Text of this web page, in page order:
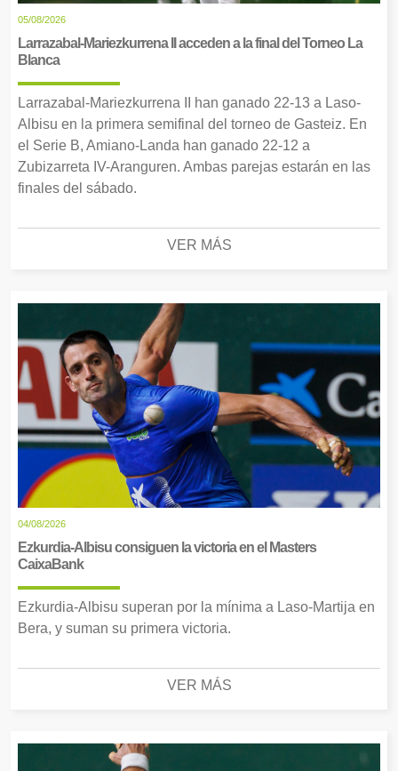
05/08/2026
Larrazabal-Mariezkurrena II acceden a la final del Torneo La
Blanca
Larrazabal-Mariezkurrena II han ganado 22-13 a Laso-
Albisu en la primera semifinal del torneo de Gasteiz. En
el Serie B, Amiano-Landa han ganado 22-12 a
Zubizarreta IV-Aranguren. Ambas parejas estarán en las
finales del sábado.
VER MÁS
04/08/2026
Ezkurdia-Albisu consiguen la victoria en el Masters
CaixaBank
Ezkurdia-Albisu superan por la mínima a Laso-Martija en
Bera, y suman su primera victoria.
VER MÁS